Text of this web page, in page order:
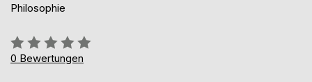
Philosophie
Bewertung::
0%
0 Bewertungen